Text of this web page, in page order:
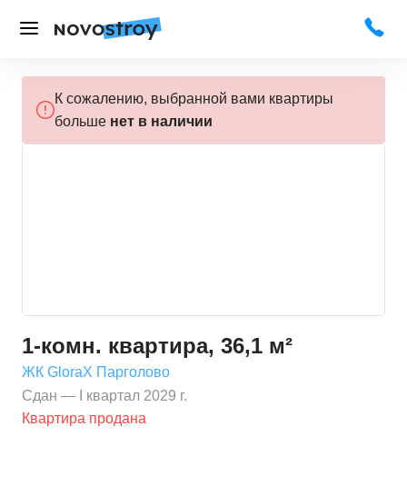
К сожалению, выбранной вами квартиры
больше нет в наличии
1-комн. квартира, 36,1 м²
ЖК GloraX Парголово
Сдан — I квартал 2029 г.
Квартира продана